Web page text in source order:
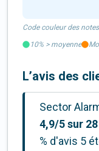
Code couleur des notes
10% >moyenne
L’avis des
Sector
4,9/5 sur
% d'avis 5